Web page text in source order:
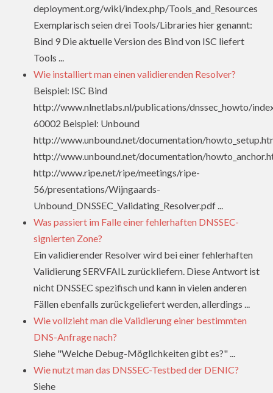
deployment.org/wiki/index.php/Tools_and_Resources
Exemplarisch seien drei Tools/Libraries hier genannt:
Bind 9 Die aktuelle Version des Bind von ISC liefert
Tools ...
Wie installiert man einen validierenden Resolver?
Beispiel: ISC Bind
http://www.nlnetlabs.nl/publications/dnssec_howto/
60002 Beispiel: Unbound
http://www.unbound.net/documentation/
http://www.unbound.net/documentation/
http://www.ripe.net/ripe/meetings/ripe-
56/presentations/Wijngaards-
Unbound_DNSSEC_Validating_Resolver.pdf ...
Was passiert im Falle einer fehlerhaften DNSSEC-
signierten Zone?
Ein validierender Resolver wird bei einer fehlerhaften
Validierung SERVFAIL zurückliefern. Diese Antwort ist
nicht DNSSEC spezifisch und kann in vielen anderen
Fällen ebenfalls zurückgeliefert werden, allerdings ...
Wie vollzieht man die Validierung einer bestimmten
DNS-Anfrage nach?
Siehe "Welche Debug-Möglichkeiten gibt es?" ...
Wie nutzt man das DNSSEC-Testbed der DENIC?
Siehe